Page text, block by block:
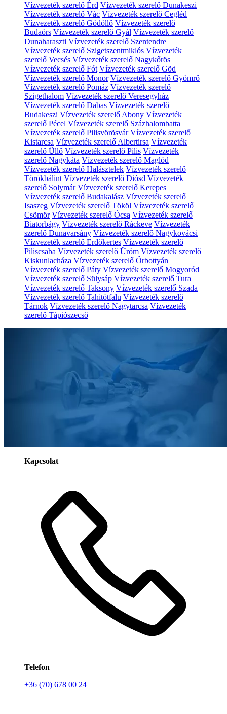
Vízvezeték szerelő Érd Vízvezeték szerelő Dunakeszi
Vízvezeték szerelő Vác Vízvezeték szerelő Cegléd
Vízvezeték szerelő Gödöllő Vízvezeték szerelő
Budaörs Vízvezeték szerelő Gyál Vízvezeték szerelő
Dunaharaszti Vízvezeték szerelő Szentendre
Vízvezeték szerelő Szigetszentmiklós Vízvezeték
szerelő Vecsés Vízvezeték szerelő Nagykőrös
Vízvezeték szerelő Fót Vízvezeték szerelő Göd
Vízvezeték szerelő Monor Vízvezeték szerelő Gyömrő
Vízvezeték szerelő Pomáz Vízvezeték szerelő
Szigethalom Vízvezeték szerelő Veresegyház
Vízvezeték szerelő Dabas Vízvezeték szerelő
Budakeszi Vízvezeték szerelő Abony Vízvezeték
szerelő Pécel Vízvezeték szerelő Százhalombatta
Vízvezeték szerelő Pilisvörösvár Vízvezeték szerelő
Kistarcsa Vízvezeték szerelő Albertirsa Vízvezeték
szerelő Üllő Vízvezeték szerelő Pilis Vízvezeték
szerelő Nagykáta Vízvezeték szerelő Maglód
Vízvezeték szerelő Halásztelek Vízvezeték szerelő
Törökbálint Vízvezeték szerelő Diósd Vízvezeték
szerelő Solymár Vízvezeték szerelő Kerepes
Vízvezeték szerelő Budakalász Vízvezeték szerelő
Isaszeg Vízvezeték szerelő Tököl Vízvezeték szerelő
Csömör Vízvezeték szerelő Ócsa Vízvezeték szerelő
Biatorbágy Vízvezeték szerelő Ráckeve Vízvezeték
szerelő Dunavarsány Vízvezeték szerelő Nagykovácsi
Vízvezeték szerelő Erdőkertes Vízvezeték szerelő
Piliscsaba Vízvezeték szerelő Üröm Vízvezeték szerelő
Kiskunlacháza Vízvezeték szerelő Őrbottyán
Vízvezeték szerelő Páty Vízvezeték szerelő Mogyoród
Vízvezeték szerelő Sülysáp Vízvezeték szerelő Tura
Vízvezeték szerelő Taksony Vízvezeték szerelő Szada
Vízvezeték szerelő Tahitótfalu Vízvezeték szerelő
Tárnok Vízvezeték szerelő Nagytarcsa Vízvezeték
szerelő Tápiószecső
Kapcsolat
Telefon
+36 (70) 678 00 24